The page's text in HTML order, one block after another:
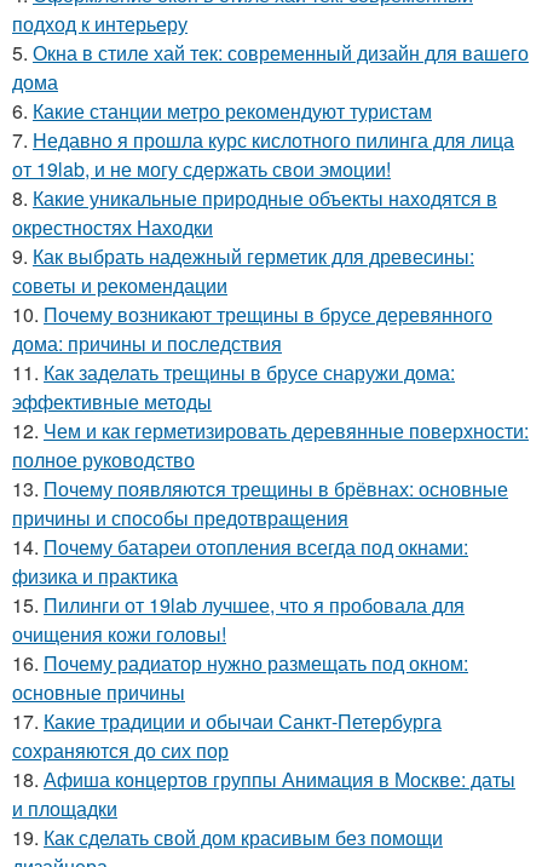
подход к интерьеру
5. Окна в стиле хай тек: современный дизайн для вашего
дома
6. Какие станции метро рекомендуют туристам
7. Недавно я прошла курс кислотного пилинга для лица
от 19lab, и не могу сдержать свои эмоции!
8. Какие уникальные природные объекты находятся в
окрестностях Находки
9. Как выбрать надежный герметик для древесины:
советы и рекомендации
10. Почему возникают трещины в брусе деревянного
дома: причины и последствия
11. Как заделать трещины в брусе снаружи дома:
эффективные методы
12. Чем и как герметизировать деревянные поверхности:
полное руководство
13. Почему появляются трещины в брёвнах: основные
причины и способы предотвращения
14. Почему батареи отопления всегда под окнами:
физика и практика
15. Пилинги от 19lab лучшее, что я пробовала для
очищения кожи головы!
16. Почему радиатор нужно размещать под окном:
основные причины
17. Какие традиции и обычаи Санкт-Петербурга
сохраняются до сих пор
18. Афиша концертов группы Анимация в Москве: даты
и площадки
19. Как сделать свой дом красивым без помощи